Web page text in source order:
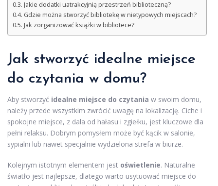
Jakie dodatki uatrakcyjnią przestrzeń biblioteczną?
Gdzie można stworzyć bibliotekę w nietypowych miejscach?
Jak zorganizować książki w bibliotece?
Jak stworzyć idealne miejsce
do czytania w domu?
Aby stworzyć idealne miejsce do czytania w swoim domu,
należy przede wszystkim zwrócić uwagę na lokalizację. Ciche i
spokojne miejsce, z dala od hałasu i zgiełku, jest kluczowe dla
pełni relaksu. Dobrym pomysłem może być kącik w salonie,
sypialni lub nawet specjalnie wydzielona strefa w biurze.
Kolejnym istotnym elementem jest oświetlenie. Naturalne
światło jest najlepsze, dlatego warto usytuować miejsce do